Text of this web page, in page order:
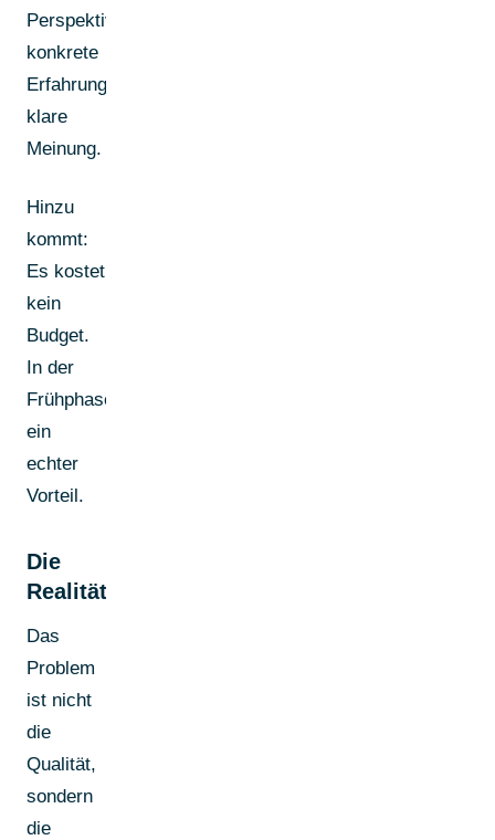
Perspektive,
konkrete
Erfahrungen,
klare
Meinung.
Hinzu
kommt:
Es kostet
kein
Budget.
In der
Frühphase
ein
echter
Vorteil.
Die
Realität
Das
Problem
ist nicht
die
Qualität,
sondern
die